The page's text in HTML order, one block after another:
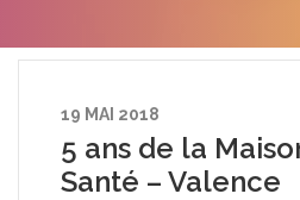
19 MAI 2018
5 ans de la
Santé – Valence